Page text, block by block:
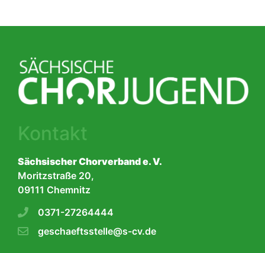
Kontakt
Sächsischer Chorverband e. V.
Moritzstraße 20,
09111 Chemnitz
0371-27264444
geschaeftsstelle@s-cv.de